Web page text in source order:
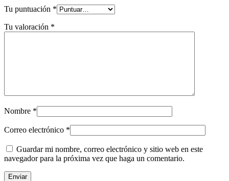
Tu puntuación *
Tu valoración *
Nombre *
Correo electrónico *
Guardar mi nombre, correo electrónico y sitio web en este
navegador para la próxima vez que haga un comentario.